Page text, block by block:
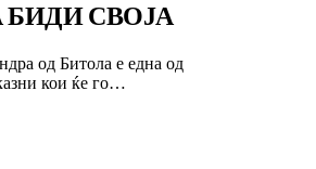
БИДИ СВОЈА
од Битола е една од
кои ќе го…